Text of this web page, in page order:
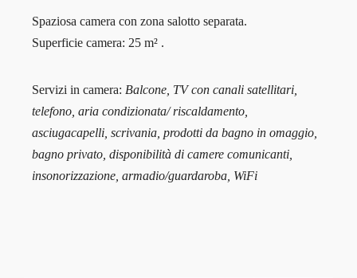
Spaziosa camera con zona salotto separata.
Superficie camera: 25 m² .
Servizi in camera: Balcone, TV con canali satellitari,
telefono, aria condizionata/ riscaldamento,
asciugacapelli, scrivania, prodotti da bagno in omaggio,
bagno privato, disponibilità di camere comunicanti,
insonorizzazione, armadio/guardaroba, WiFi